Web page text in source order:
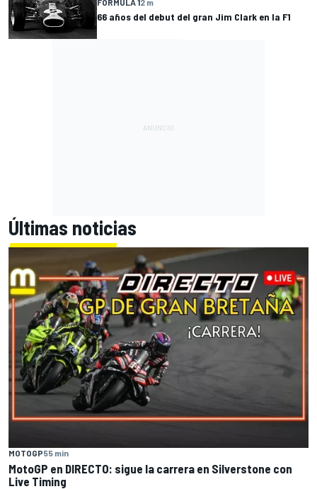
FÓRMULA 1 2 m
66 años del debut del gran Jim Clark en la F1
Últimas noticias
MOTOGP55 min
MotoGP en DIRECTO: sigue la carrera en Silverstone con
Live Timing